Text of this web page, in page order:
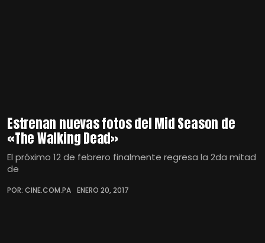
Estrenan nuevas fotos del Mid Season de
«The Walking Dead»
El próximo 12 de febrero finalmente regresa la 2da mitad
de
POR: CINE.COM.PA ENERO 20, 2017